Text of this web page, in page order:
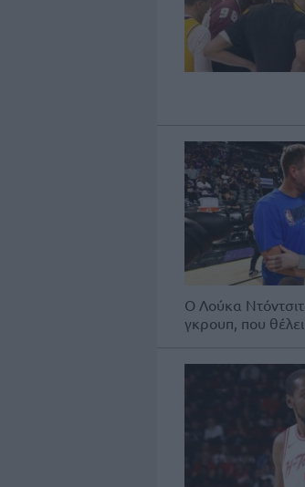
Ο Λούκα
γκρουπ, που